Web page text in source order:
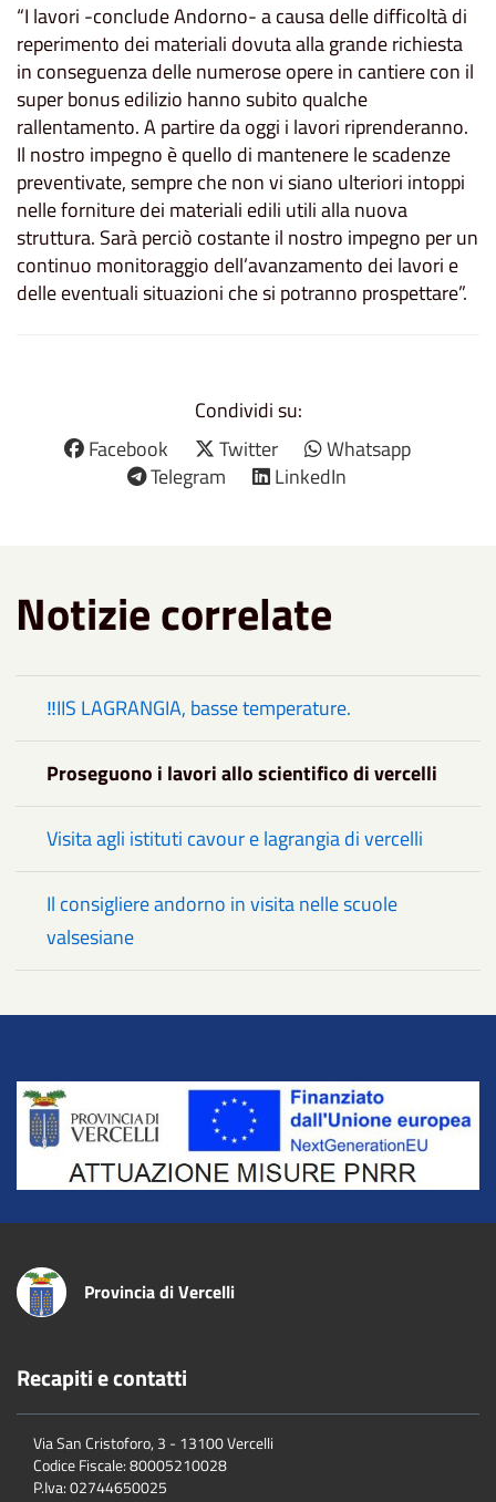
“I lavori -conclude Andorno- a causa delle difficoltà di
reperimento dei materiali dovuta alla grande richiesta
in conseguenza delle numerose opere in cantiere con il
super bonus edilizio hanno subito qualche
rallentamento. A partire da oggi i lavori riprenderanno.
Il nostro impegno è quello di mantenere le scadenze
preventivate, sempre che non vi siano ulteriori intoppi
nelle forniture dei materiali edili utili alla nuova
struttura. Sarà perciò costante il nostro impegno per un
continuo monitoraggio dell’avanzamento dei lavori e
delle eventuali situazioni che si potranno prospettare”.
Condividi su:
Facebook
Twitter
Whatsapp
Telegram
LinkedIn
Notizie correlate
‼️IIS LAGRANGIA, basse temperature.
Proseguono i lavori allo scientifico di vercelli
Visita agli istituti cavour e lagrangia di vercelli
Il consigliere andorno in visita nelle scuole
valsesiane
Title
Provincia di Vercelli
Recapiti e contatti
Via San Cristoforo, 3 - 13100 Vercelli
Codice Fiscale:80005210028
P.Iva:02744650025